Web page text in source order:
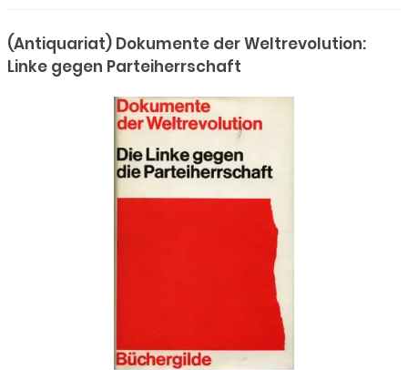
(Antiquariat) Dokumente der Weltrevolution:
Linke gegen Parteiherrschaft